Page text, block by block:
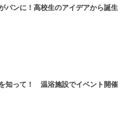
パンに！高校生のアイデアから誕生
知って！ 温浴施設でイベント開催